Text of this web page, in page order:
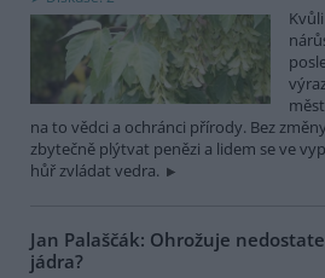
na to vědci a ochránci přírody. Bez
zbytečně plýtvat penězi a lidem se ve
hůř zvládat vedra.
Jan Palaščák: Ohrožuje
jádra?